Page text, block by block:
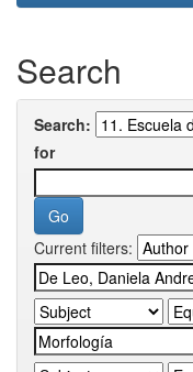
Search
Search:
for
Current filters: